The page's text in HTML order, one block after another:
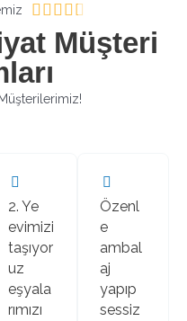
    
a
t
Müşteri
2. Ye
evimizi
taşıyor
uz
eşyala
rımızı
Özenl
e
ambal
aj
yapıp
sessiz